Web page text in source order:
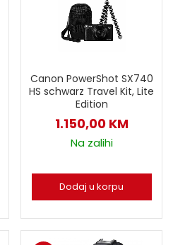
Canon PowerShot SX740
HS schwarz Travel Kit, Lite
Edition
1.150,00 KM
Na zalihi
Dodaj u korpu